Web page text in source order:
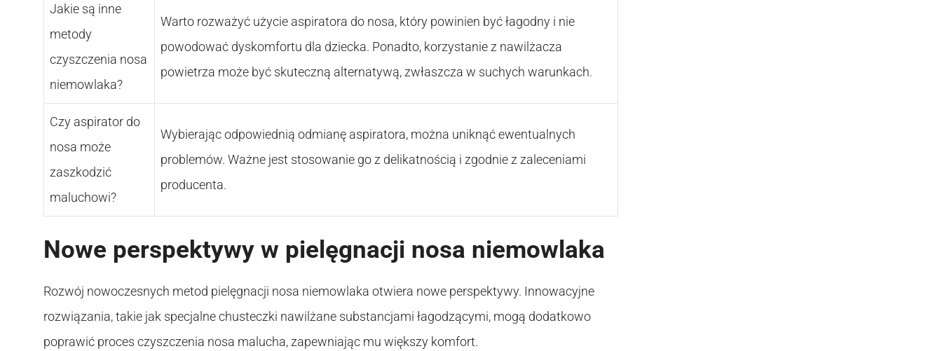
Jakie są inne
metody
czyszczenia nosa
niemowlaka?
Warto rozważyć użycie aspiratora do nosa, który powinien być łagodny i nie
powodować dyskomfortu dla dziecka. Ponadto, korzystanie z nawilżacza
powietrza może być skuteczną alternatywą, zwłaszcza w suchych warunkach.
Czy aspirator do
nosa może
zaszkodzić
maluchowi?
Wybierając odpowiednią odmianę aspiratora, można uniknąć ewentualnych
problemów. Ważne jest stosowanie go z delikatnością i zgodnie z zaleceniami
producenta.
Nowe perspektywy w pielęgnacji nosa niemowlaka
Rozwój nowoczesnych metod pielęgnacji nosa niemowlaka otwiera nowe perspektywy. Innowacyjne
rozwiązania, takie jak specjalne chusteczki nawilżane substancjami łagodzącymi, mogą dodatkowo
poprawić proces czyszczenia nosa malucha, zapewniając mu większy komfort.